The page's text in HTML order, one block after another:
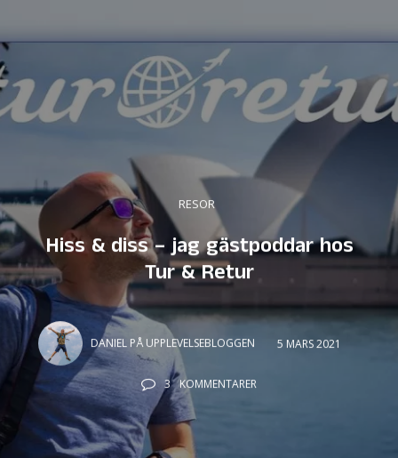
RESOR
Hiss & diss – jag gästpoddar hos
Tur & Retur
DANIEL PÅ UPPLEVELSEBLOGGEN 5 MARS 2021
3 KOMMENTARER